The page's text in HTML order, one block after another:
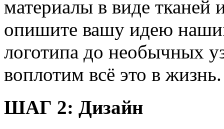
материалы в виде тканей
опишите вашу идею
логотипа до необычных
воплотим всё это в жизнь.
ШАГ 2: Дизайн